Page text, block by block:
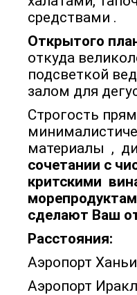
средствами .
Открытого
откуда
подсветкой
залом для
Строгость
материалы ,
сочетании с
критскими
сделают Ваш
Расстояния:
Аэропорт
Аэропорт